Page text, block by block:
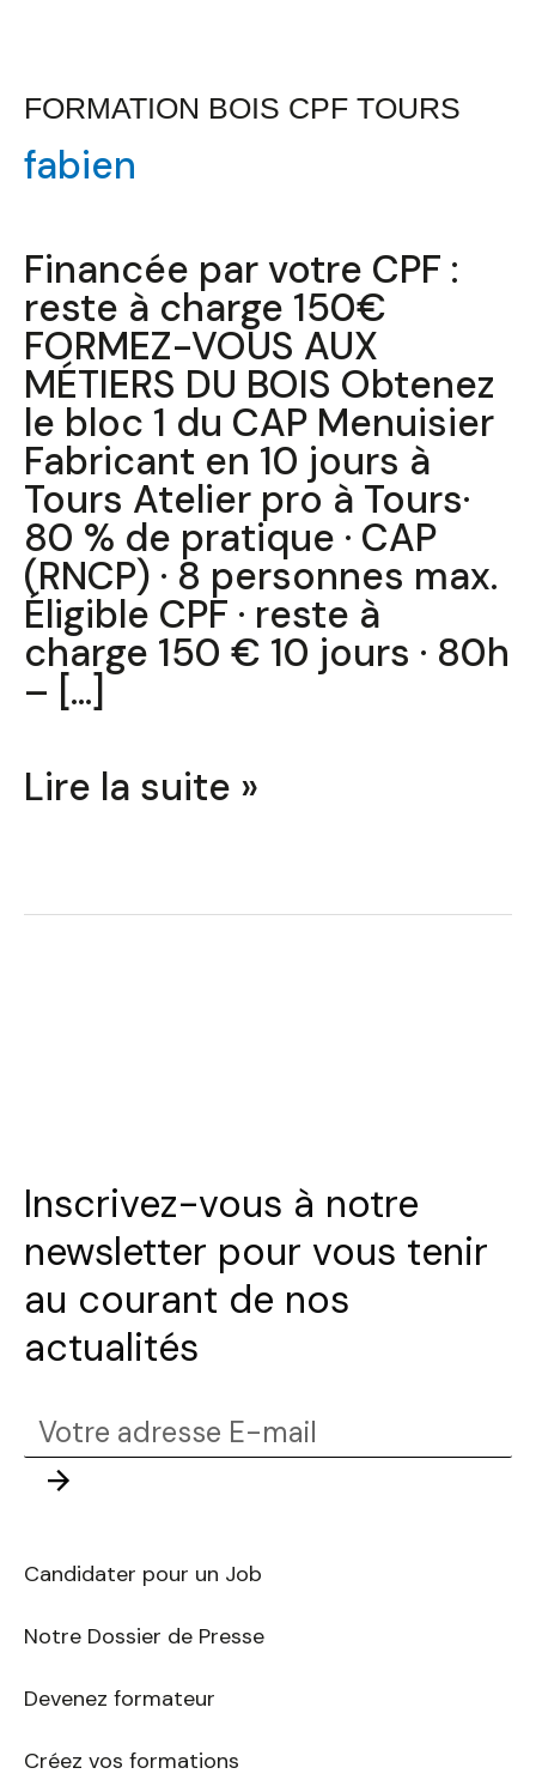
FORMATION BOIS CPF TOURS
fabien
Financée par votre CPF :
reste à charge 150€
FORMEZ-VOUS AUX
MÉTIERS DU BOIS Obtenez
le bloc 1 du CAP Menuisier
Fabricant en 10 jours à
Tours Atelier pro à Tours·
80 % de pratique · CAP
(RNCP) · 8 personnes max.
Éligible CPF · reste à
charge 150 € 10 jours · 80h
– […]
Formation
Bois
CPF
Lire la suite »
Inscrivez-vous à notre
newsletter pour vous tenir
au courant de nos
actualités
Votre
adresse
E-
Envoyer
Candidater pour un Job
Notre Dossier de Presse
Devenez formateur
Créez vos formations